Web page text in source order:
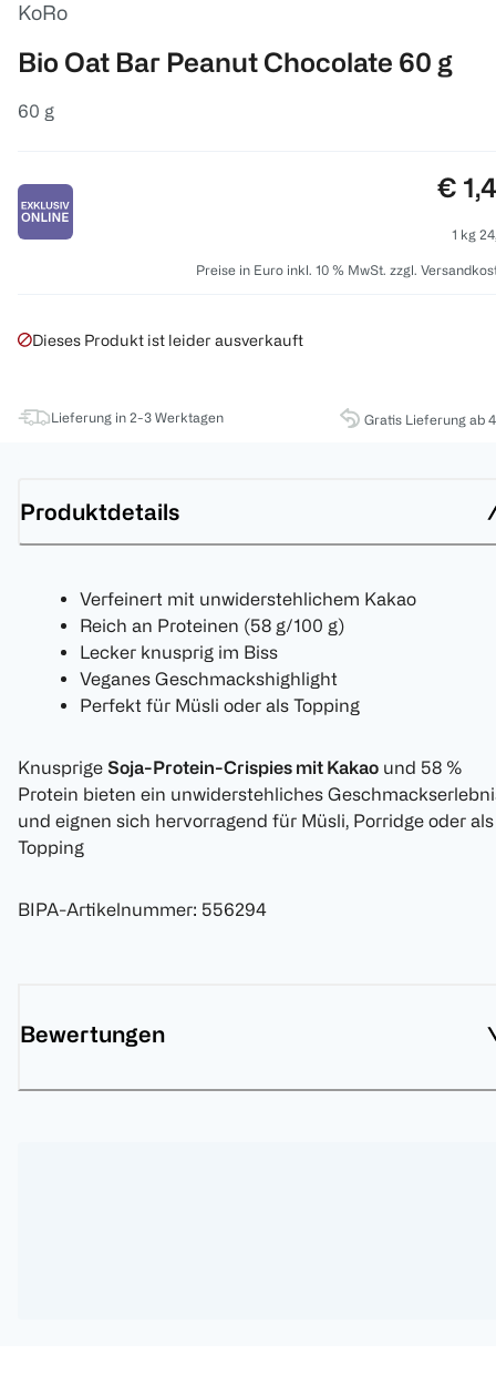
KoRo
Bio Oat Bar Peanut Chocolate 60 g
60 g
€
1 kg
Preise in Euro inkl. 10 % MwSt. zzgl.
Dieses Produkt ist leider ausverkauft
Lieferung in 2-3 Werktagen Gratis Lieferung ab
Produktdetails
Verfeinert mit unwiderstehlichem Kakao
Reich an Proteinen (58 g/100 g)
Lecker knusprig im Biss
Veganes Geschmackshighlight
Perfekt für Müsli oder als Topping
Knusprige Soja-Protein-Crispies mit Kakao und 58 %
Protein bieten ein unwiderstehliches
und eignen sich hervorragend für Müsli, Porridge oder als
Topping
BIPA-Artikelnummer: 556294
Bewertungen